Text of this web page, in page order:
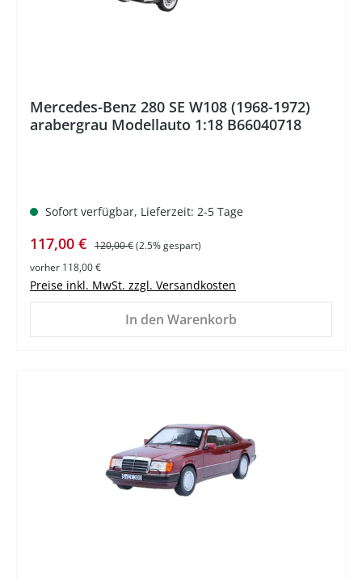
Mercedes-Benz 280 SE W108 (1968-1972)
arabergrau Modellauto 1:18 B66040718
Sofort verfügbar, Lieferzeit: 2-5 Tage
Verkaufspreis:
117,00 € Regulärer Preis:
120,00 €(2.5% gespart)
vorher 118,00 €
Preise inkl. MwSt. zzgl. Versandkosten
In den Warenkorb